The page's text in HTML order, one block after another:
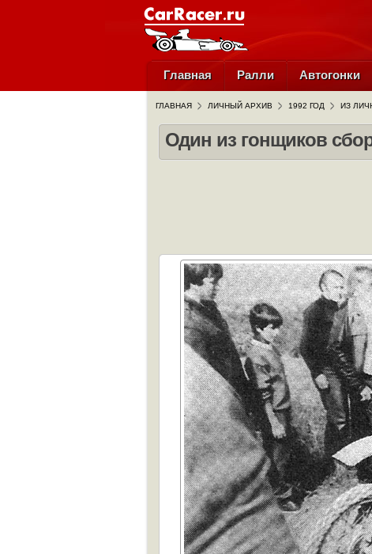
Главная Ралли Автогонки
ГЛАВНАЯ ЛИЧНЫЙ АРХИВ 1992 ГОД ИЗ
Один из гонщиков